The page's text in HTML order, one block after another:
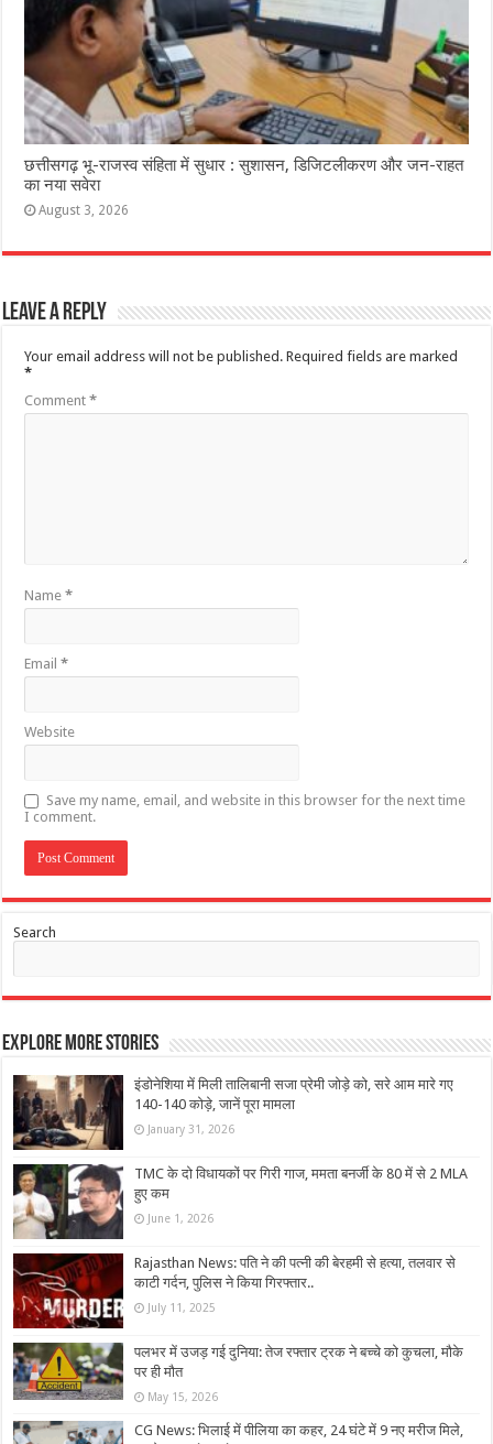
छत्तीसगढ़ भू-राजस्व संहिता में सुधार : सुशासन, डिजिटलीकरण और जन-राहत
का नया सवेरा
August 3, 2026
Leave a Reply
Your email address will not be published. Required fields are marked
*
Comment*
Name*
Email*
Website
Save my name, email, and website in this browser for the next time
I comment.
Search
Explore More Stories
इंडोनेशिया में मिली तालिबानी सजा प्रेमी जोड़े को, सरे आम मारे गए
140-140 कोड़े, जानें पूरा मामला
January 31, 2026
TMC के दो विधायकों पर गिरी गाज, ममता बनर्जी के 80 में से 2 MLA
हुए कम
June 1, 2026
Rajasthan News: पति ने की पत्नी की बेरहमी से हत्या, तलवार से
काटी गर्दन, पुलिस ने किया गिरफ्तार..
July 11, 2025
पलभर में उजड़ गई दुनिया: तेज रफ्तार ट्रक ने बच्चे को कुचला, मौके
पर ही मौत
May 15, 2026
CG News: भिलाई में पीलिया का कहर, 24 घंटे में 9 नए मरीज मिले,